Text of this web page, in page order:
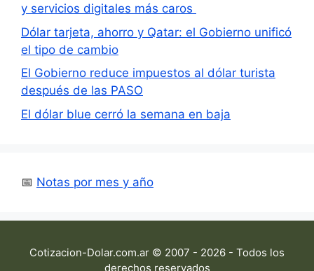
y servicios digitales más caros
Dólar tarjeta, ahorro y Qatar: el Gobierno unificó
el tipo de cambio
El Gobierno reduce impuestos al dólar turista
después de las PASO
El dólar blue cerró la semana en baja
📅 Notas por mes y año
Cotizacion-Dolar.com.ar © 2007 - 2026 - Todos los
derechos reservados